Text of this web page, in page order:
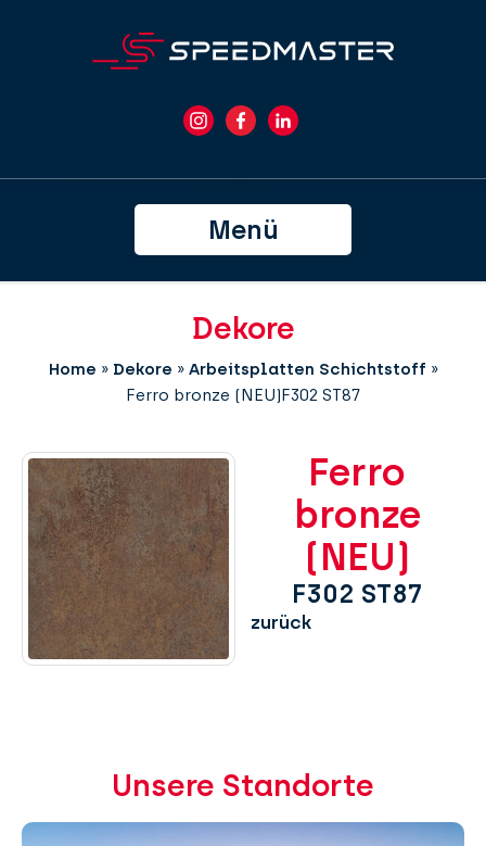
Menü
Dekore
Home » Dekore » Arbeitsplatten Schichtstoff »
Ferro bronze (NEU)F302 ST87
Ferro
bronze
(NEU)
F302 ST87
zurück
Unsere Standorte